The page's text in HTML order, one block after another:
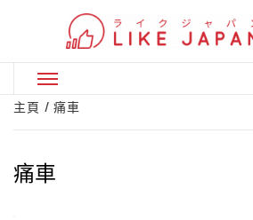
Primary
Menu
主頁 痛車
痛車